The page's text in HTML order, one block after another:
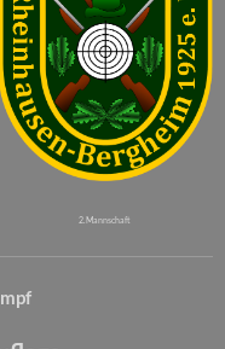
2. Mannschaft